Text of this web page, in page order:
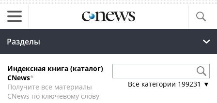
Разделы
Индексная книга (каталог)
CNews*
Получите все материалы
CNews по ключевому слову
Все категории 199231 ▼